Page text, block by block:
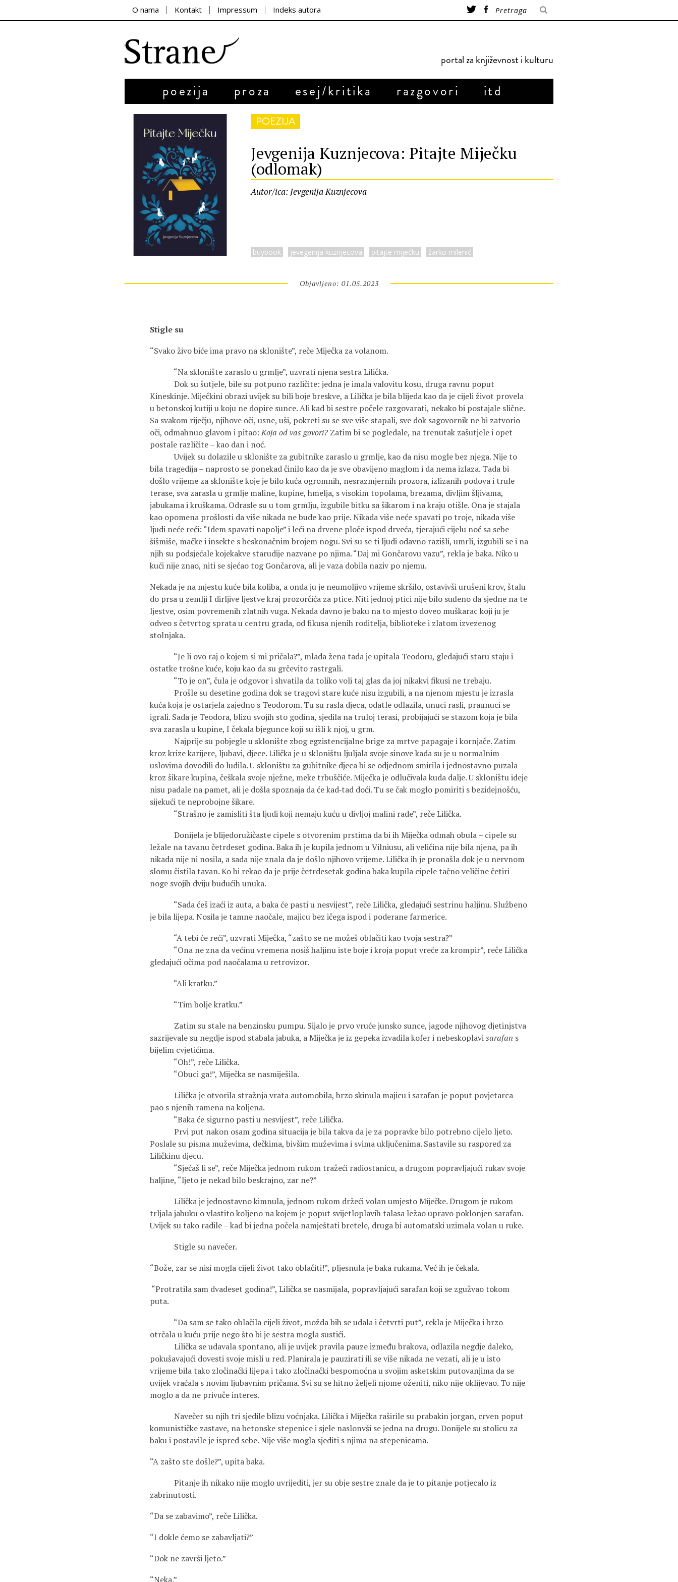
O nama Kontakt Impressum Indeks autora
portal za književnost i kulturu
poezija proza esej/kritika razgovori itd
POEZIJA
Jevgenija Kuznjecova: Pitajte Miječku
(odlomak)
Autor/ica: Jevgenija Kuznjecova
buybook jevegenija kuznjecova pitajte miječku žarko milenić
Objavljeno: 01.05.2023
Stigle su
“Svako živo biće ima pravo na sklonište”, reče Miječka za volanom.
“Na sklonište zaraslo u grmlje”, uzvrati njena sestra Lilička.
Dok su šutjele, bile su potpuno različite: jedna je imala valovitu kosu, druga ravnu poput
Kineskinje. Miječkini obrazi uvijek su bili boje breskve, a Lilička je bila blijeda kao da je cijeli život provela
u betonskoj kutiji u koju ne dopire sunce. Ali kad bi sestre počele razgovarati, nekako bi postajale slične.
Sa svakom riječju, njihove oči, usne, uši, pokreti su se sve više stapali, sve dok sagovornik ne bi zatvorio
oči, odmahnuo glavom i pitao:Koja od vas govori? Zatim bi se pogledale, na trenutak zašutjele i opet
postale različite – kao dan i noć.
Uvijek su dolazile u sklonište za gubitnike zaraslo u grmlje, kao da nisu mogle bez njega. Nije to
bila tragedija – naprosto se ponekad činilo kao da je sve obavijeno maglom i da nema izlaza. Tada bi
došlo vrijeme za sklonište koje je bilo kuća ogromnih, nesrazmjernih prozora, izlizanih podova i trule
terase, sva zarasla u grmlje maline, kupine, hmelja, s visokim topolama, brezama, divljim šljivama,
jabukama i kruškama. Odrasle su u tom grmlju, izgubile bitku sa šikarom i na kraju otišle. Ona je stajala
kao opomena prošlosti da više nikada ne bude kao prije. Nikada više neće spavati po troje, nikada više
ljudi neće reći: “Idem spavati napolje” i leći na drvene ploče ispod drveća, tjerajući cijelu noć sa sebe
šišmiše, mačke i insekte s beskonačnim brojem nogu. Svi su se ti ljudi odavno razišli, umrli, izgubili se i na
njih su podsjećale kojekakve starudije nazvane po njima. “Daj mi Gončarovu vazu”, rekla je baka. Niko u
kući nije znao, niti se sjećao tog Gončarova, ali je vaza dobila naziv po njemu.
Nekada je na mjestu kuće bila koliba, a onda ju je neumoljivo vrijeme skršilo, ostavivši urušeni krov, štalu
do prsa u zemlji I dirljive ljestve kraj prozorčića za ptice. Niti jednoj ptici nije bilo suđeno da sjedne na te
ljestve, osim povremenih zlatnih vuga. Nekada davno je baku na to mjesto doveo muškarac koji ju je
odveo s četvrtog sprata u centru grada, od fikusa njenih roditelja, biblioteke i zlatom izvezenog
stolnjaka.
“Je li ovo raj o kojem si mi pričala?”, mlada žena tada je upitala Teodoru, gledajući staru staju i
ostatke trošne kuće, koju kao da su grčevito rastrgali.
“To je on”, čula je odgovor i shvatila da toliko voli taj glas da joj nikakvi fikusi ne trebaju.
Prošle su desetine godina dok se tragovi stare kuće nisu izgubili, a na njenom mjestu je izrasla
kuća koja je ostarjela zajedno s Teodorom. Tu su rasla djeca, odatle odlazila, unuci rasli, praunuci se
igrali. Sada je Teodora, blizu svojih sto godina, sjedila na truloj terasi, probijajući se stazom koja je bila
sva zarasla u kupine, I čekala bjegunce koji su išli k njoj, u grm.
Najprije su pobjegle u sklonište zbog egzistencijalne brige za mrtve papagaje i kornjače. Zatim
kroz krize karijere, ljubavi, djece. Lilička je u skloništu ljuljala svoje sinove kada su je u normalnim
uslovima dovodili do ludila. U skloništu za gubitnike djeca bi se odjednom smirila i jednostavno puzala
kroz šikare kupina, češkala svoje nježne, meke trbuščiće. Miječka je odlučivala kuda dalje. U skloništu ideje
nisu padale na pamet, ali je došla spoznaja da će kad‑tad doći. Tu se čak moglo pomiriti s bezidejnošću,
sijekući te neprobojne šikare.
“Strašno je zamisliti šta ljudi koji nemaju kuću u divljoj malini rade”, reče Lilička.
Donijela je blijedoružičaste cipele s otvorenim prstima da bi ih Miječka odmah obula – cipele su
ležale na tavanu četrdeset godina. Baka ih je kupila jednom u Vilniusu, ali veličina nije bila njena, pa ih
nikada nije ni nosila, a sada nije znala da je došlo njihovo vrijeme. Lilička ih je pronašla dok je u nervnom
slomu čistila tavan. Ko bi rekao da je prije četrdesetak godina baka kupila cipele tačno veličine četiri
noge svojih dviju budućih unuka.
“Sada ćeš izaći iz auta, a baka će pasti u nesvijest”, reče Lilička, gledajući sestrinu haljinu. Službeno
je bila lijepa. Nosila je tamne naočale, majicu bez ičega ispod i poderane farmerice.
“A tebi će reći”, uzvrati Miječka, “zašto se ne možeš oblačiti kao tvoja sestra?”
“Ona ne zna da većinu vremena nosiš haljinu iste boje i kroja poput vreće za krompir”, reče Lilička
gledajući očima pod naočalama u retrovizor.
“Ali kratku.”
“Tim bolje kratku.”
Zatim su stale na benzinsku pumpu. Sijalo je prvo vruće junsko sunce, jagode njihovog djetinjstva
sazrijevale su negdje ispod stabala jabuka, a Miječka je iz gepeka izvadila kofer i nebeskoplavisarafan s
bijelim cvjetićima.
“Oh!”, reče Lilička.
“Obuci ga!”, Miječka se nasmiješila.
Lilička je otvorila stražnja vrata automobila, brzo skinula majicu i sarafan je poput povjetarca
pao s njenih ramena na koljena.
“Baka će sigurno pasti u nesvijest”, reče Lilička.
Prvi put nakon osam godina situacija je bila takva da je za popravke bilo potrebno cijelo ljeto.
Poslale su pisma muževima, dečkima, bivšim muževima i svima uključenima. Sastavile su raspored za
Liličkinu djecu.
“Sjećaš li se”, reče Miječka jednom rukom tražeći radiostanicu, a drugom popravljajući rukav svoje
haljine, “ljeto je nekad bilo beskrajno, zar ne?”
Lilička je jednostavno kimnula, jednom rukom držeći volan umjesto Miječke. Drugom je rukom
trljala jabuku o vlastito koljeno na kojem je poput svijetloplavih talasa ležao upravo poklonjen sarafan.
Uvijek su tako radile – kad bi jedna počela namještati bretele, druga bi automatski uzimala volan u ruke.
Stigle su navečer.
“Bože, zar se nisi mogla cijeli život tako oblačiti!”, pljesnula je baka rukama. Već ih je čekala.
“Protratila sam dvadeset godina!”, Lilička se nasmijala, popravljajući sarafan koji se zgužvao tokom
puta.
“Da sam se tako oblačila cijeli život, možda bih se udala i četvrti put”, rekla je Miječka i brzo
otrčala u kuću prije nego što bi je sestra mogla sustići.
Lilička se udavala spontano, ali je uvijek pravila pauze između brakova, odlazila negdje daleko,
pokušavajući dovesti svoje misli u red. Planirala je pauzirati ili se više nikada ne vezati, ali je u isto
vrijeme bila tako zločinački lijepa i tako zločinački bespomoćna u svojim asketskim putovanjima da se
uvijek vraćala s novim ljubavnim pričama. Svi su se hitno željeli njome oženiti, niko nije oklijevao. To nije
moglo a da ne privuče interes.
Navečer su njih tri sjedile blizu voćnjaka. Lilička i Miječka raširile su prabakin jorgan, crven poput
komunističke zastave, na betonske stepenice i sjele naslonvši se jedna na drugu. Donijele su stolicu za
baku i postavile je ispred sebe. Nije više mogla sjediti s njima na stepenicama.
“A zašto ste došle?”, upita baka.
Pitanje ih nikako nije moglo uvrijediti, jer su obje sestre znale da je to pitanje potjecalo iz
zabrinutosti.
“Da se zabavimo”, reče Lilička.
“I dokle ćemo se zabavljati?”
“Dok ne završi ljeto.”
“Neka.”